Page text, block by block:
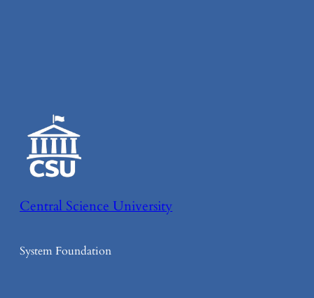
Central Science University
System Foundation